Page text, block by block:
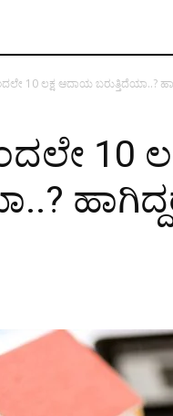
10 ಲಕ್ಷ ಆದಾಯ ಬರುತ್ತಿದೆಯಾ..?
10